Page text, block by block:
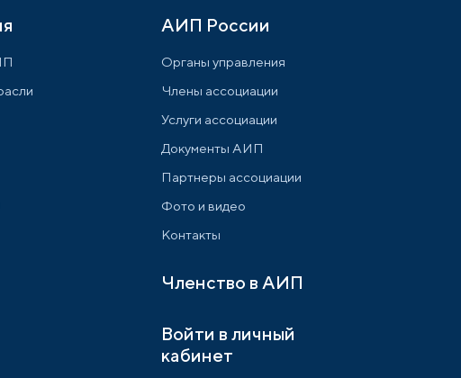
АИП России
Органы управления
Члены ассоциации
Услуги ассоциации
Документы АИП
Партнеры ассоциации
Фото и видео
Контакты
Членство в АИП
Войти в личный
кабинет